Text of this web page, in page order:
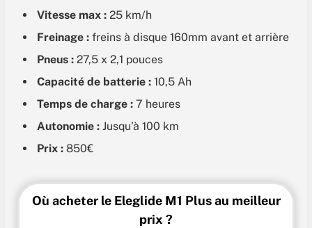
Vitesse max : 25 km/h
Freinage : freins à disque 160mm avant et arrière
Pneus : 27,5 x 2,1 pouces
Capacité de batterie : 10,5 Ah
Temps de charge : 7 heures
Autonomie : Jusqu’à 100 km
Prix : 850€
Où acheter le Eleglide M1 Plus au meilleur
prix ?